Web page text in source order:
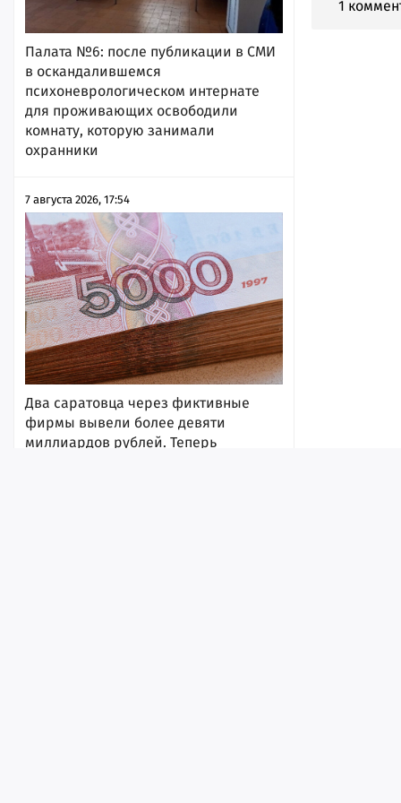
Палата №6: после публикации в СМИ
в оскандалившемся
психоневрологическом интернате
для проживающих освободили
комнату, которую занимали
охранники
7 августа 2026, 17:54
Два саратовца через фиктивные
фирмы вывели более девяти
миллиардов рублей. Теперь
1